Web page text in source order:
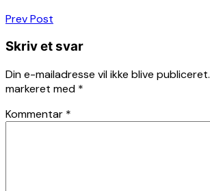
Prev Post
Skriv et svar
Din e-mailadresse vil ikke blive publiceret.
markeret med *
Kommentar *